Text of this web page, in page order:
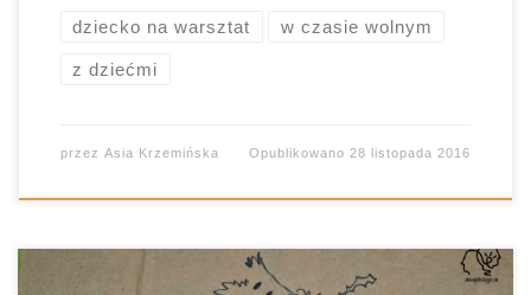
dziecko na warsztat w czasie wolnym
z dziećmi
przez Asia Krzemińska Opublikowano 28 listopada 2016